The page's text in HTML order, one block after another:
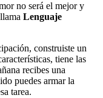
no será el mejor y
Lenguaje
construiste un
tiene las
recibes una
puedes armar la
tarea.